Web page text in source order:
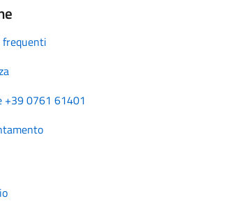
frequenti
+39 0761 61401